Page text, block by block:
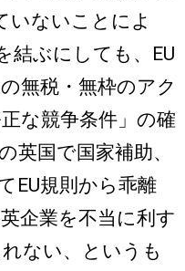
いないことによ
結ぶにしても、EU
無税・無枠のアク
な競争条件」の確
英国で国家補助、
EU規則から乖離
企業を不当に利す
ない、というも